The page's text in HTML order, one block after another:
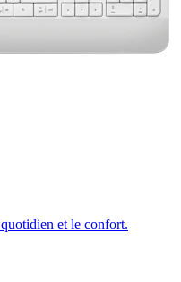
et le confort.